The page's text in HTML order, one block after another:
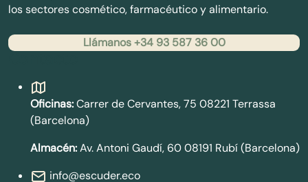
los sectores cosmético, farmacéutico y alimentario.
Llámanos +34 93 587 36 00
Oficinas:Carrer de Cervantes, 75 08221 Terrassa
(Barcelona)
Almacén:Av. Antoni Gaudí, 60 08191 Rubí (Barcelona)
info@escuder.eco